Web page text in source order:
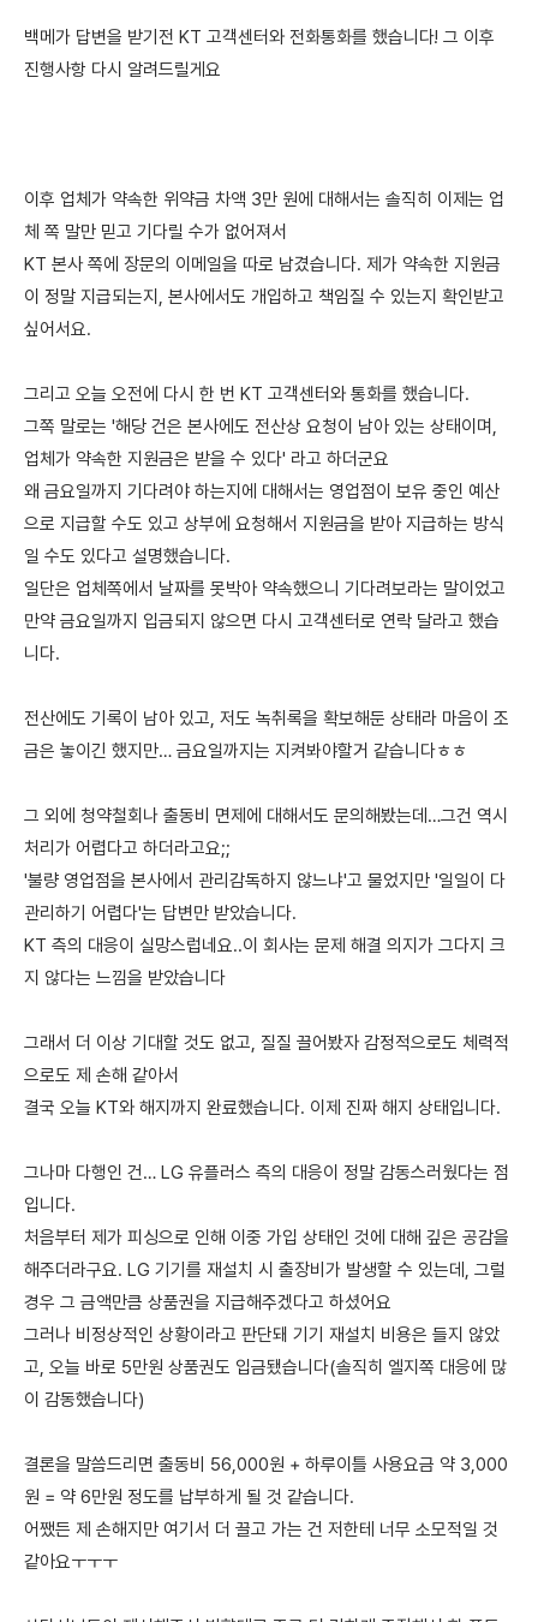
백메가 답변을 받기전 KT 고객센터와 전화통화를 했습니다! 그 이후
진행사항 다시 알려드릴게요
이후 업체가 약속한 위약금 차액 3만 원에 대해서는 솔직히 이제는 업
체 쪽 말만 믿고 기다릴 수가 없어져서
KT 본사 쪽에 장문의 이메일을 따로 남겼습니다. 제가 약속한 지원금
이 정말 지급되는지, 본사에서도 개입하고 책임질 수 있는지 확인받고
싶어서요.
그리고 오늘 오전에 다시 한 번 KT 고객센터와 통화를 했습니다.
그쪽 말로는 '해당 건은 본사에도 전산상 요청이 남아 있는 상태이며,
업체가 약속한 지원금은 받을 수 있다' 라고 하더군요
왜 금요일까지 기다려야 하는지에 대해서는 영업점이 보유 중인 예산
으로 지급할 수도 있고 상부에 요청해서 지원금을 받아 지급하는 방식
일 수도 있다고 설명했습니다.
일단은 업체쪽에서 날짜를 못박아 약속했으니 기다려보라는 말이었고
만약 금요일까지 입금되지 않으면 다시 고객센터로 연락 달라고 했습
니다.
전산에도 기록이 남아 있고, 저도 녹취록을 확보해둔 상태라 마음이 조
금은 놓이긴 했지만… 금요일까지는 지켜봐야할거 같습니다ㅎㅎ
그 외에 청약철회나 출동비 면제에 대해서도 문의해봤는데…그건 역시
처리가 어렵다고 하더라고요;;
'불량 영업점을 본사에서 관리감독하지 않느냐'고 물었지만 '일일이 다
관리하기 어렵다'는 답변만 받았습니다.
KT 측의 대응이 실망스럽네요..이 회사는 문제 해결 의지가 그다지 크
지 않다는 느낌을 받았습니다
그래서 더 이상 기대할 것도 없고, 질질 끌어봤자 감정적으로도 체력적
으로도 제 손해 같아서
결국 오늘 KT와 해지까지 완료했습니다. 이제 진짜 해지 상태입니다.
그나마 다행인 건… LG 유플러스 측의 대응이 정말 감동스러웠다는 점
입니다.
처음부터 제가 피싱으로 인해 이중 가입 상태인 것에 대해 깊은 공감을
해주더라구요. LG 기기를 재설치 시 출장비가 발생할 수 있는데, 그럴
경우 그 금액만큼 상품권을 지급해주겠다고 하셨어요
그러나 비정상적인 상황이라고 판단돼 기기 재설치 비용은 들지 않았
고, 오늘 바로 5만원 상품권도 입금됐습니다(솔직히 엘지쪽 대응에 많
이 감동했습니다)
결론을 말씀드리면 출동비 56,000원 + 하루이틀 사용요금 약 3,000
원 = 약 6만원 정도를 납부하게 될 것 같습니다.
어쨌든 제 손해지만 여기서 더 끌고 가는 건 저한테 너무 소모적일 것
같아요ㅜㅜㅜ